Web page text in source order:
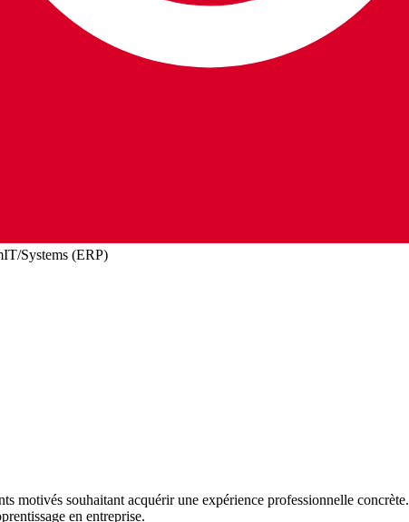
IT/Systems (ERP)
motivés souhaitant acquérir une expérience professionnelle concrète.
en entreprise.